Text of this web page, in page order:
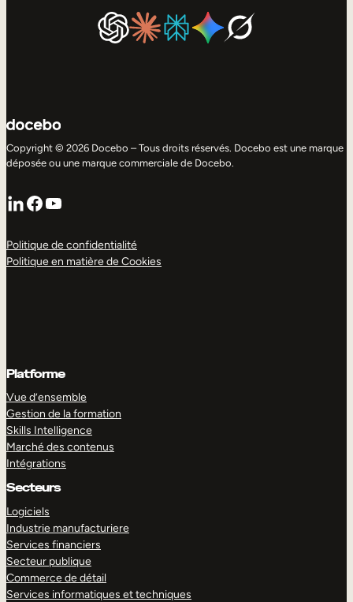
Copyright © 2026 Docebo – Tous droits réservés. Docebo est une marque
déposée ou une marque commerciale de Docebo.
LinkedIn
Facebook
YouTube
Politique de confidentialité
Politique en matière de Cookies
Platforme
Vue d’ensemble
Gestion de la formation
Skills Intelligence
Marché des contenus
Intégrations
Secteurs
Logiciels
Industrie manufacturiere
Services financiers
Secteur publique
Commerce de détail
Services informatiques et techniques